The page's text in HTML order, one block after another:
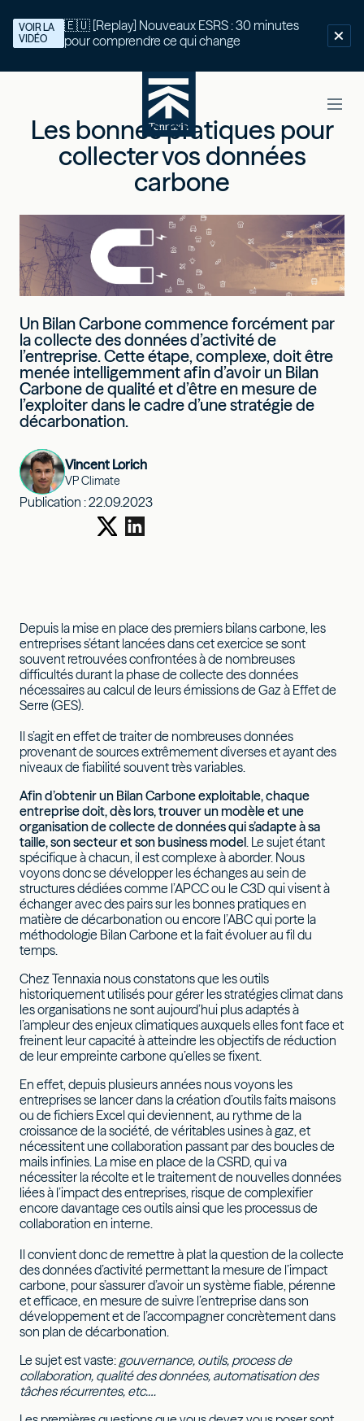
🇪🇺 [Replay] Nouveaux ESRS : 30 minutes
pour comprendre ce qui change
VOIR LA
VIDÉO
Les bonnes pratiques pour
collecter vos données
carbone
Un Bilan Carbone commence forcément par
la collecte des données d’activité de
l’entreprise. Cette étape, complexe, doit être
menée intelligemment afin d’avoir un Bilan
Carbone de qualité et d’être en mesure de
l’exploiter dans le cadre d’une stratégie de
décarbonation.
Vincent Lorich
VP Climate
Publication :22.09.2023
Depuis la mise en place des premiers bilans carbone, les
entreprises s’étant lancées dans cet exercice se sont
souvent retrouvées confrontées à de nombreuses
difficultés durant la phase de collecte des données
nécessaires au calcul de leurs émissions de Gaz à Effet de
Serre (GES).
Il s’agit en effet de traiter de nombreuses données
provenant de sources extrêmement diverses et ayant des
niveaux de fiabilité souvent très variables.
Afin d’obtenir un Bilan Carbone exploitable, chaque
entreprise doit, dès lors, trouver un modèle et une
organisation de collecte de données qui s’adapte à sa
taille, son secteur et son business model. Le sujet étant
spécifique à chacun, il est complexe à aborder. Nous
voyons donc se développer les échanges au sein de
structures dédiées comme l’APCC ou le C3D qui visent à
échanger avec des pairs sur les bonnes pratiques en
matière de décarbonation ou encore l’ABC qui porte la
méthodologie Bilan Carbone et la fait évoluer au fil du
temps.
Chez Tennaxia nous constatons que les outils
historiquement utilisés pour gérer les stratégies climat dans
les organisations ne sont aujourd’hui plus adaptés à
l’ampleur des enjeux climatiques auxquels elles font face et
freinent leur capacité à atteindre les objectifs de réduction
de leur empreinte carbone qu’elles se fixent.
En effet, depuis plusieurs années nous voyons les
entreprises se lancer dans la création d’outils faits maisons
ou de fichiers Excel qui deviennent, au rythme de la
croissance de la société, de véritables usines à gaz, et
nécessitent une collaboration passant par des boucles de
mails infinies. La mise en place de la CSRD, qui va
nécessiter la récolte et le traitement de nouvelles données
liées à l’impact des entreprises, risque de complexifier
encore davantage ces outils ainsi que les processus de
collaboration en interne.
Il convient donc de remettre à plat la question de la collecte
des données d’activité permettant la mesure de l’impact
carbone, pour s’assurer d’avoir un système fiable, pérenne
et efficace, en mesure de suivre l’entreprise dans son
développement et de l’accompagner concrètement dans
son plan de décarbonation.
Le sujet est vaste:gouvernance, outils, process de
collaboration, qualité des données, automatisation des
tâches récurrentes, etc.…